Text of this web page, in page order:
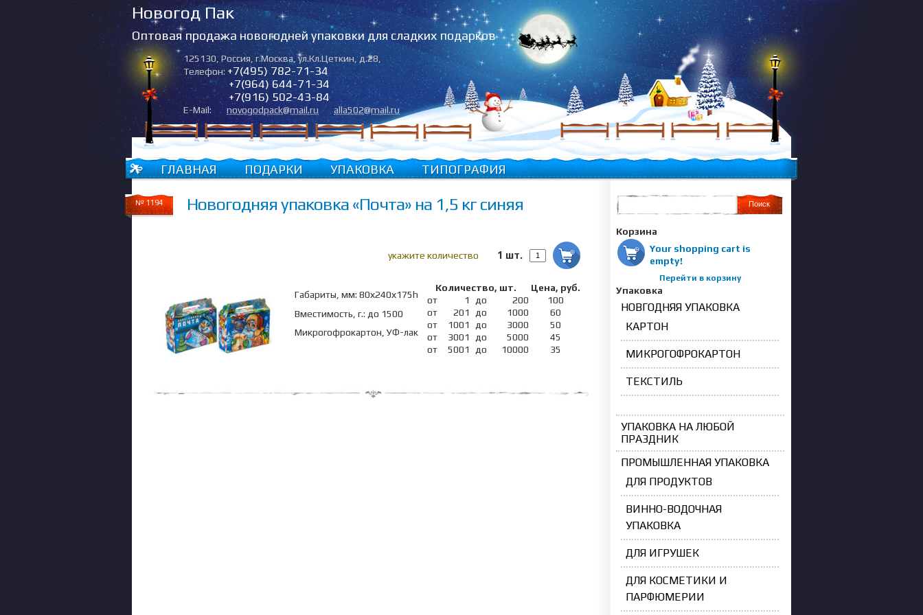
Новогод Пак
Оптовая продажа новогодней упаковки для сладких подарков
125130,Россия,г.Москва,ул.Кл.Цеткин, д.28
Телефон: +7(495) 782-71-34
+7(964) 644-71-34
+7(916) 502-43-84
E-Mail: novogodpack@mail.ru alla502@mail.ru
ГЛАВНАЯ ПОДАРКИ УПАКОВКА ТИПОГРАФИЯ
№ 1194 Новогодняя упаковка «Почта» на 1,5 кг синяя
укажите количество 1 шт.
Габариты, мм: 80х240х175h
Вместимость, г.: до 1500
Микрогофрокартон, УФ-лак
Количество, шт. Цена, руб.
от
1 до 200
100
от
201 до 1000
60
от
1001 до 3000
50
от
3001 до 5000
45
от
5001 до 10000 35
Корзина
Your shopping cart is
empty!
Перейти в корзину
Упаковка
НОВГОДНЯЯ УПАКОВКА
КАРТОН
МИКРОГОФРОКАРТОН
ТЕКСТИЛЬ
УПАКОВКА НА ЛЮБОЙ
ПРАЗДНИК
ПРОМЫШЛЕННАЯ УПАКОВКА
ДЛЯ ПРОДУКТОВ
ВИННО-ВОДОЧНАЯ
УПАКОВКА
ДЛЯ ИГРУШЕК
ДЛЯ КОСМЕТИКИ И
ПАРФЮМЕРИИ